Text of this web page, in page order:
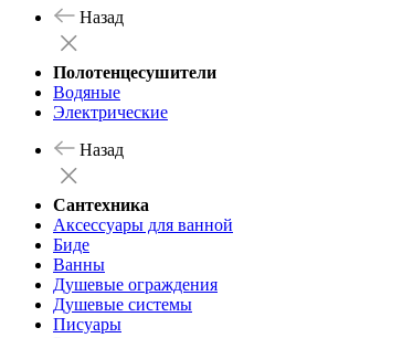
Назад
Полотенцесушители
Водяные
Электрические
Назад
Сантехника
Аксессуары для ванной
Биде
Ванны
Душевые ограждения
Душевые системы
Писуары